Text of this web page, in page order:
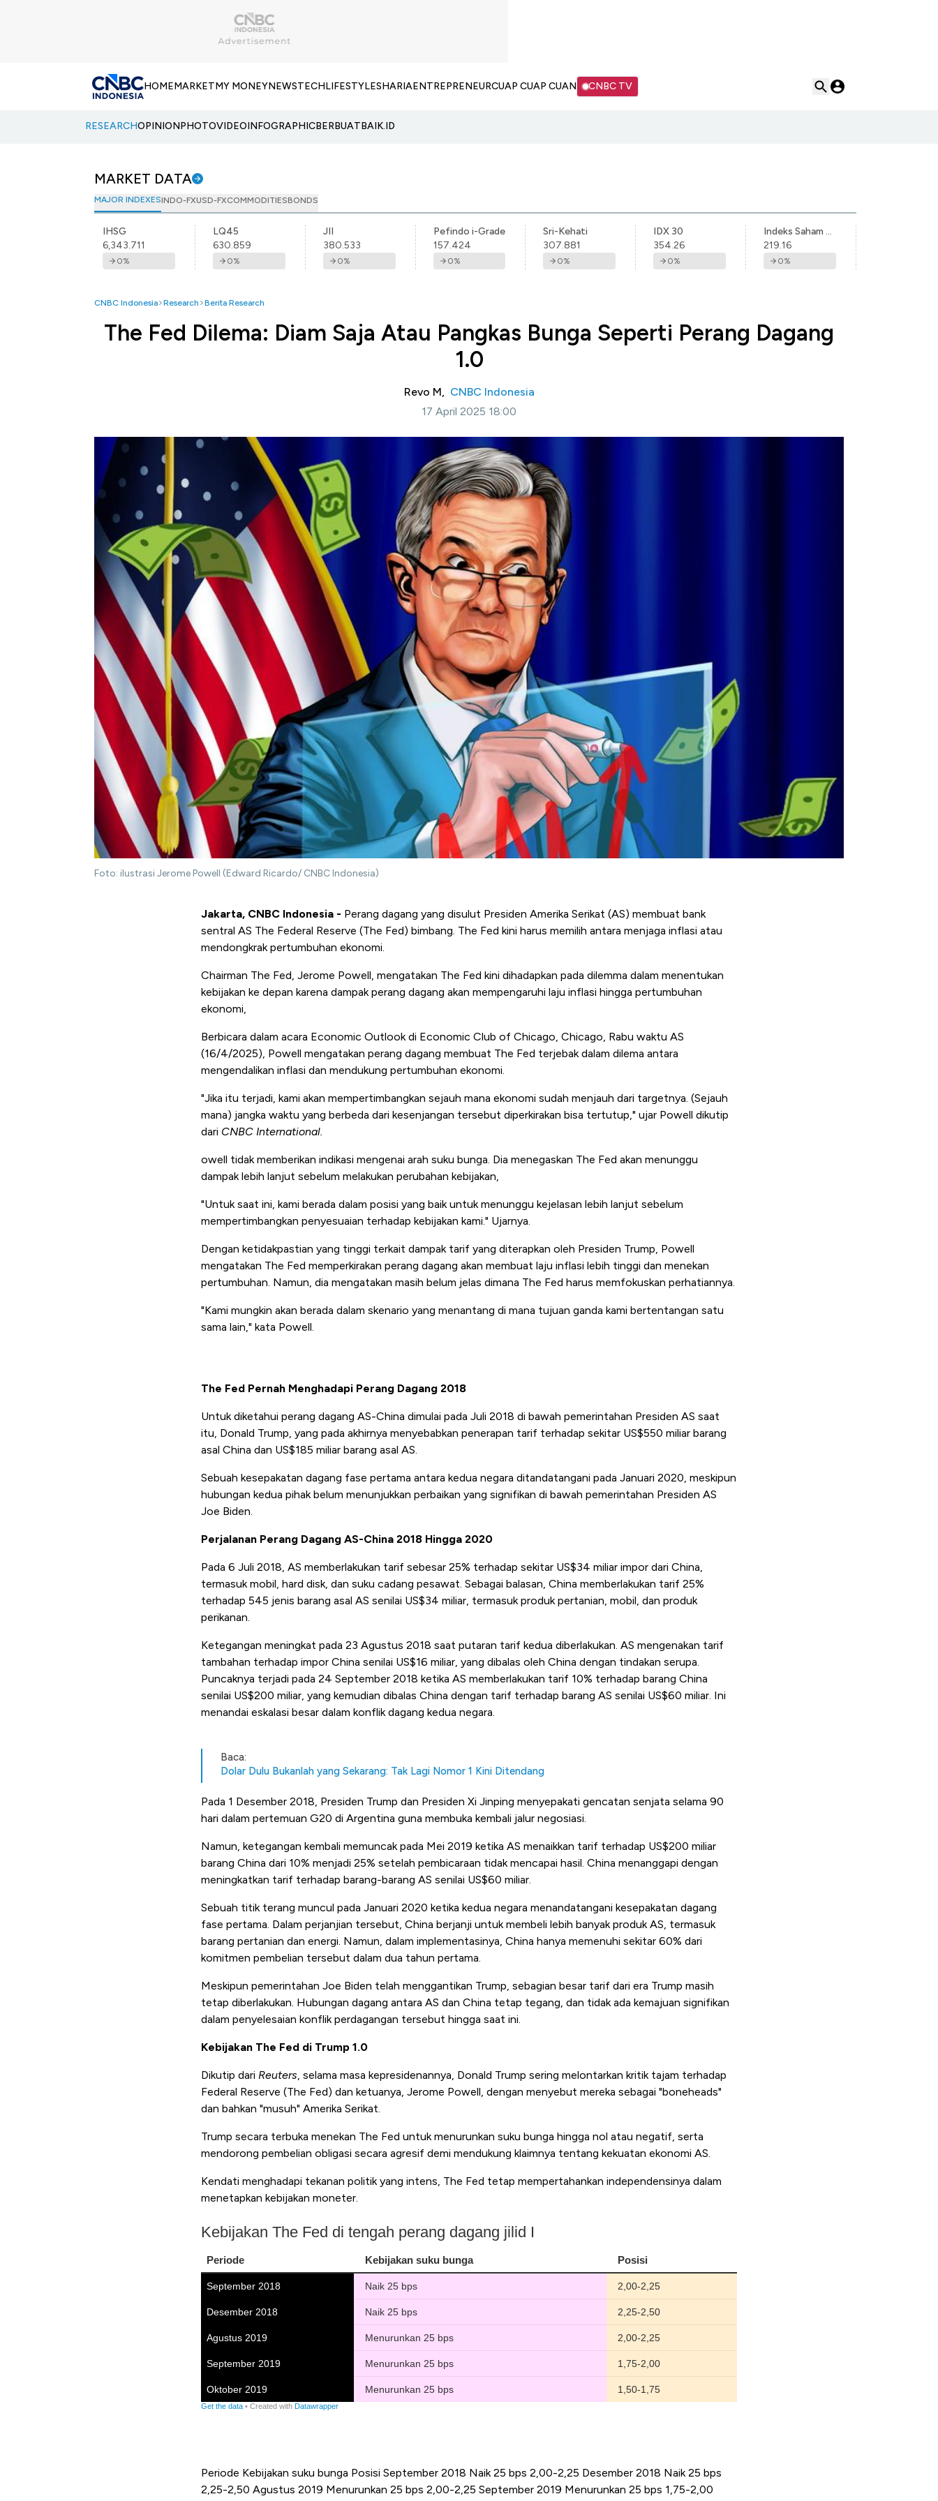
HOMEMARKETMY MONEYNEWSTECHLIFESTYLESHARIAENTREPRENEURCUAP CUAP CUAN CNBC TV
RESEARCHOPINIONPHOTOVIDEOINFOGRAPHICBERBUATBAIK.ID
MARKET DATA
MAJOR INDEXESINDO-FXUSD-FXCOMMODITIESBONDS
IHSG
6,343.711
0%
LQ45
630.859
0%
JII
380.533
0%
Pefindo i-Grade
157.424
0%
Sri-Kehati
307.881
0%
IDX 30
354.26
0%
Indeks Saham Syariah Indonesia
219.16
0%
CNBC Indonesia Research Berita Research
The Fed Dilema: Diam Saja Atau Pangkas Bunga Seperti Perang Dagang
1.0
Revo M, CNBC Indonesia
17 April 2025 18:00
Foto: ilustrasi Jerome Powell (Edward Ricardo/ CNBC Indonesia)
Jakarta, CNBC Indonesia - Perang dagang yang disulut Presiden Amerika Serikat (AS) membuat bank
sentral AS The Federal Reserve (The Fed) bimbang. The Fed kini harus memilih antara menjaga inflasi atau
mendongkrak pertumbuhan ekonomi.
Chairman The Fed, Jerome Powell, mengatakan The Fed kini dihadapkan pada dilemma dalam menentukan
kebijakan ke depan karena dampak perang dagang akan mempengaruhi laju inflasi hingga pertumbuhan
ekonomi,
Berbicara dalam acara Economic Outlook di Economic Club of Chicago, Chicago, Rabu waktu AS
(16/4/2025), Powell mengatakan perang dagang membuat The Fed terjebak dalam dilema antara
mengendalikan inflasi dan mendukung pertumbuhan ekonomi.
"Jika itu terjadi, kami akan mempertimbangkan sejauh mana ekonomi sudah menjauh dari targetnya. (Sejauh
mana) jangka waktu yang berbeda dari kesenjangan tersebut diperkirakan bisa tertutup," ujar Powell dikutip
dari CNBC International.
owell tidak memberikan indikasi mengenai arah suku bunga. Dia menegaskan The Fed akan menunggu
dampak lebih lanjut sebelum melakukan perubahan kebijakan,
"Untuk saat ini, kami berada dalam posisi yang baik untuk menunggu kejelasan lebih lanjut sebelum
mempertimbangkan penyesuaian terhadap kebijakan kami." Ujarnya.
Dengan ketidakpastian yang tinggi terkait dampak tarif yang diterapkan oleh Presiden Trump, Powell
mengatakan The Fed memperkirakan perang dagang akan membuat laju inflasi lebih tinggi dan menekan
pertumbuhan. Namun, dia mengatakan masih belum jelas dimana The Fed harus memfokuskan perhatiannya.
"Kami mungkin akan berada dalam skenario yang menantang di mana tujuan ganda kami bertentangan satu
sama lain," kata Powell.
The Fed Pernah Menghadapi Perang Dagang 2018
Untuk diketahui perang dagang AS-China dimulai pada Juli 2018 di bawah pemerintahan Presiden AS saat
itu, Donald Trump, yang pada akhirnya menyebabkan penerapan tarif terhadap sekitar US$550 miliar barang
asal China dan US$185 miliar barang asal AS.
Sebuah kesepakatan dagang fase pertama antara kedua negara ditandatangani pada Januari 2020, meskipun
hubungan kedua pihak belum menunjukkan perbaikan yang signifikan di bawah pemerintahan Presiden AS
Joe Biden.
Perjalanan Perang Dagang AS-China 2018 Hingga 2020
Pada 6 Juli 2018, AS memberlakukan tarif sebesar 25% terhadap sekitar US$34 miliar impor dari China,
termasuk mobil, hard disk, dan suku cadang pesawat. Sebagai balasan, China memberlakukan tarif 25%
terhadap 545 jenis barang asal AS senilai US$34 miliar, termasuk produk pertanian, mobil, dan produk
perikanan.
Ketegangan meningkat pada 23 Agustus 2018 saat putaran tarif kedua diberlakukan. AS mengenakan tarif
tambahan terhadap impor China senilai US$16 miliar, yang dibalas oleh China dengan tindakan serupa.
Puncaknya terjadi pada 24 September 2018 ketika AS memberlakukan tarif 10% terhadap barang China
senilai US$200 miliar, yang kemudian dibalas China dengan tarif terhadap barang AS senilai US$60 miliar. Ini
menandai eskalasi besar dalam konflik dagang kedua negara.
Baca:
Dolar Dulu Bukanlah yang Sekarang: Tak Lagi Nomor 1 Kini Ditendang
Pada 1 Desember 2018, Presiden Trump dan Presiden Xi Jinping menyepakati gencatan senjata selama 90
hari dalam pertemuan G20 di Argentina guna membuka kembali jalur negosiasi.
Namun, ketegangan kembali memuncak pada Mei 2019 ketika AS menaikkan tarif terhadap US$200 miliar
barang China dari 10% menjadi 25% setelah pembicaraan tidak mencapai hasil. China menanggapi dengan
meningkatkan tarif terhadap barang-barang AS senilai US$60 miliar.
Sebuah titik terang muncul pada Januari 2020 ketika kedua negara menandatangani kesepakatan dagang
fase pertama. Dalam perjanjian tersebut, China berjanji untuk membeli lebih banyak produk AS, termasuk
barang pertanian dan energi. Namun, dalam implementasinya, China hanya memenuhi sekitar 60% dari
komitmen pembelian tersebut dalam dua tahun pertama.
Meskipun pemerintahan Joe Biden telah menggantikan Trump, sebagian besar tarif dari era Trump masih
tetap diberlakukan. Hubungan dagang antara AS dan China tetap tegang, dan tidak ada kemajuan signifikan
dalam penyelesaian konflik perdagangan tersebut hingga saat ini.
Kebijakan The Fed di Trump 1.0
Dikutip dari Reuters, selama masa kepresidenannya, Donald Trump sering melontarkan kritik tajam terhadap
Federal Reserve (The Fed) dan ketuanya, Jerome Powell, dengan menyebut mereka sebagai "boneheads"
dan bahkan "musuh" Amerika Serikat.
Trump secara terbuka menekan The Fed untuk menurunkan suku bunga hingga nol atau negatif, serta
mendorong pembelian obligasi secara agresif demi mendukung klaimnya tentang kekuatan ekonomi AS.
Kendati menghadapi tekanan politik yang intens, The Fed tetap mempertahankan independensinya dalam
menetapkan kebijakan moneter.
Periode Kebijakan suku bunga Posisi September 2018 Naik 25 bps 2,00-2,25 Desember 2018 Naik 25 bps
2,25-2,50 Agustus 2019 Menurunkan 25 bps 2,00-2,25 September 2019 Menurunkan 25 bps 1,75-2,00